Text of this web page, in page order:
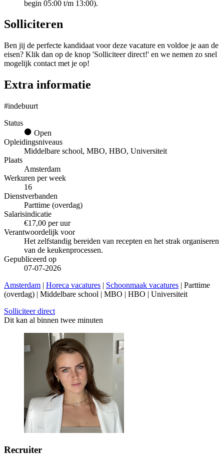
begin 05:00 t/m 13:00).
Solliciteren
Ben jij de perfecte kandidaat voor deze vacature en voldoe je aan de
eisen? Klik dan op de knop 'Solliciteer direct!' en we nemen zo snel
mogelijk contact met je op!
Extra informatie
#indebuurt
Status
Open
Opleidingsniveaus
Middelbare school, MBO, HBO, Universiteit
Plaats
Amsterdam
Werkuren per week
16
Dienstverbanden
Parttime (overdag)
Salarisindicatie
€17,00 per uur
Verantwoordelijk voor
Het zelfstandig bereiden van recepten en het strak organiseren
van de keukenprocessen.
Gepubliceerd op
07-07-2026
Amsterdam | Horeca vacatures | Schoonmaak vacatures | Parttime
(overdag) | Middelbare school | MBO | HBO | Universiteit
Solliciteer direct
Dit kan al binnen twee minuten
Recruiter